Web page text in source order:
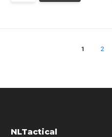
1 2
NLTactical